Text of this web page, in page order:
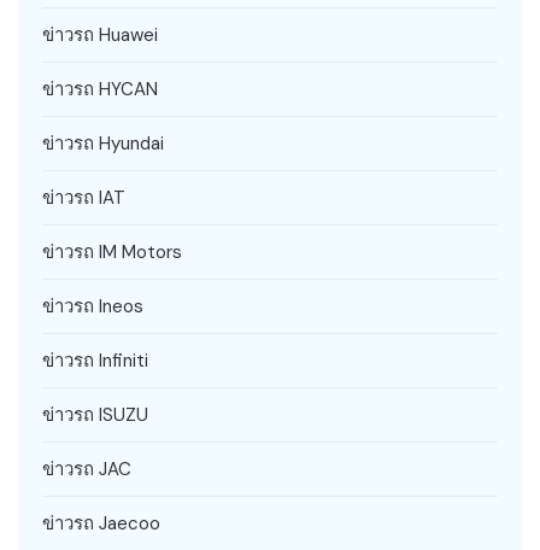
ข่าวรถ Huawei
ข่าวรถ HYCAN
ข่าวรถ Hyundai
ข่าวรถ IAT
ข่าวรถ IM Motors
ข่าวรถ Ineos
ข่าวรถ Infiniti
ข่าวรถ ISUZU
ข่าวรถ JAC
ข่าวรถ Jaecoo